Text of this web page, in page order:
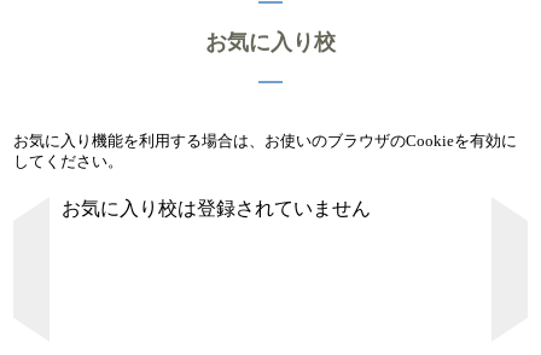
お気に入り校
お気に入り機能を利用する場合は、お使いのブラウザのCookieを有効に
してください。
お気に入り校は登録されていません